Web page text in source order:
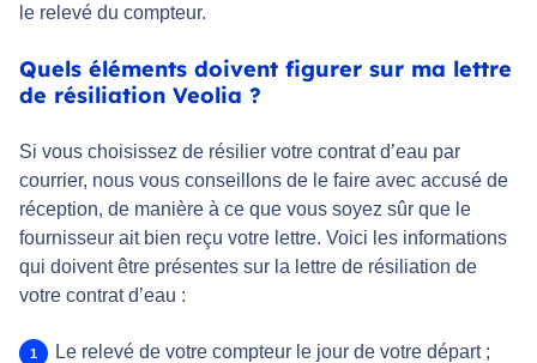
le relevé du compteur.
Quels éléments doivent figurer sur ma lettre
de résiliation Veolia ?
Si vous choisissez de résilier votre contrat d’eau par
courrier, nous vous conseillons de le faire avec accusé de
réception, de manière à ce que vous soyez sûr que le
fournisseur ait bien reçu votre lettre. Voici les informations
qui doivent être présentes sur la lettre de résiliation de
votre contrat d’eau :
Le relevé de votre compteur le jour de votre départ ;